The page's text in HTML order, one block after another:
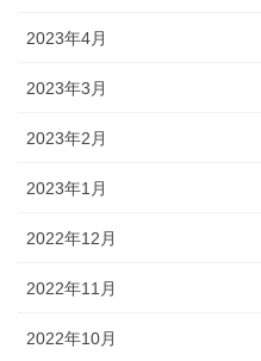
2023年4月
2023年3月
2023年2月
2023年1月
2022年12月
2022年11月
2022年10月